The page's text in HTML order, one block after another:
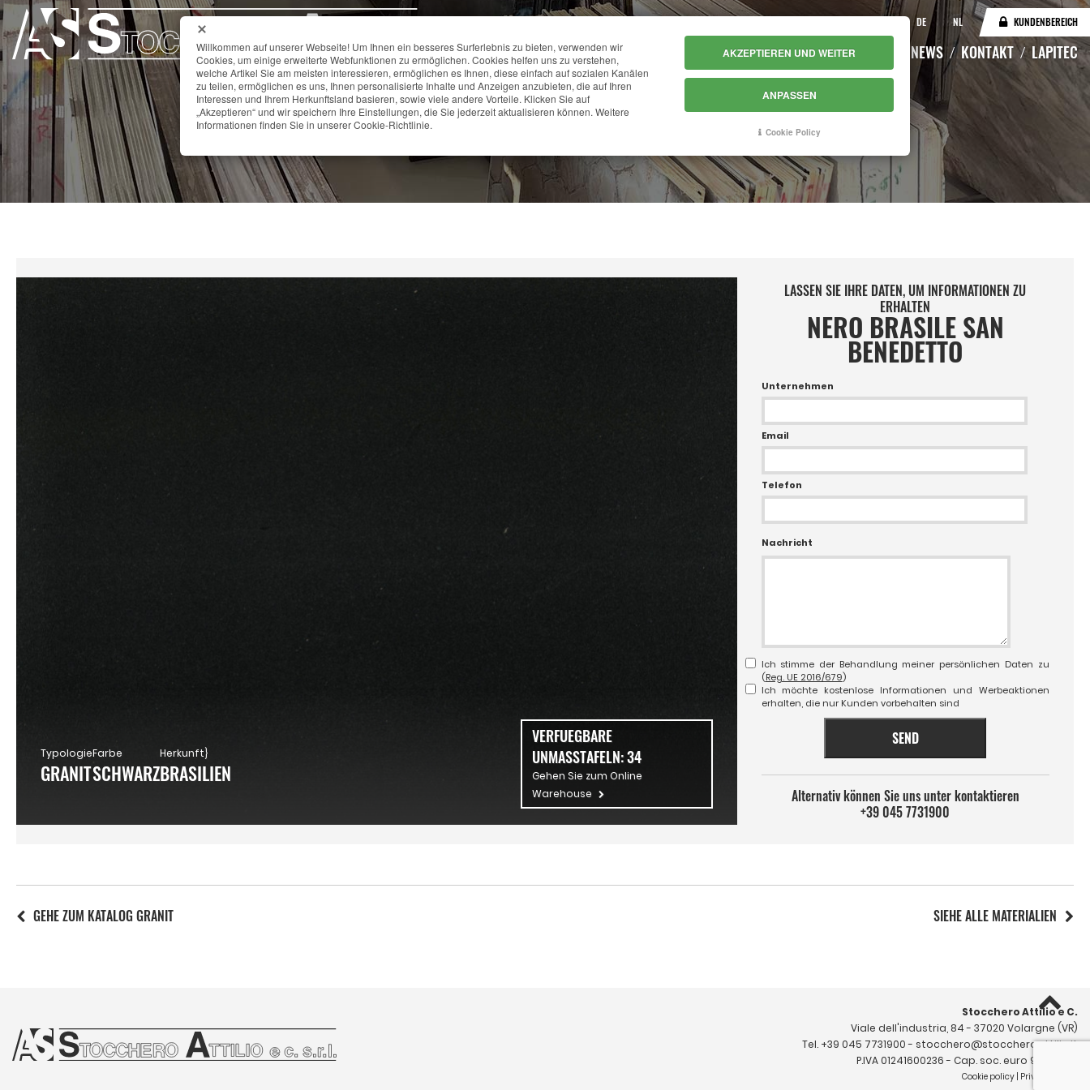
DE NL KUNDENBEREICH
KATALOG LAGERBESTAND NEWS KONTAKT LAPITEC
NERO BRASILE SAN BENEDETTO
Typologie
GRANIT
Farbe
SCHWARZ
Herkunft}
BRASILIEN
VERFUEGBARE
UNMASSTAFELN:34
Gehen Sie zum Online
Warehouse
LASSEN SIE IHRE DATEN, UM INFORMATIONEN ZU
ERHALTEN
NERO BRASILE SAN
BENEDETTO
Unternehmen
Email
Telefon
Nachricht
Ich stimme der Behandlung meiner persönlichen Daten zu
(Reg. UE 2016/679)
Ich möchte kostenlose Informationen und Werbeaktionen
erhalten, die nur Kunden vorbehalten sind
SEND
Alternativ können Sie uns unter kontaktieren
+39 045 7731900
GEHE ZUM KATALOG GRANIT SIEHE ALLE MATERIALIEN
Stocchero Attilio e C.
Viale dell'industria, 84 - 37020 Volargne (VR)
Tel. +39 045 7731900- stocchero@stoccheroattilio.it
P.IVA 01241600236 - Cap. soc. euro 99.000 i.v.
Cookie policy Privacy policy
Willkommen auf unserer Webseite! Um Ihnen ein besseres Surferlebnis zu bieten, verwenden wir
Cookies, um einige erweiterte Webfunktionen zu ermöglichen. Cookies helfen uns zu verstehen,
welche Artikel Sie am meisten interessieren, ermöglichen es Ihnen, diese einfach auf sozialen Kanälen
zu teilen, ermöglichen es uns, Ihnen personalisierte Inhalte und Anzeigen anzubieten, die auf Ihren
Interessen und Ihrem Herkunftsland basieren, sowie viele andere Vorteile. Klicken Sie auf
„Akzeptieren“ und wir speichern Ihre Einstellungen, die Sie jederzeit aktualisieren können. Weitere
Informationen finden Sie in unserer Cookie-Richtlinie.
AKZEPTIEREN UND WEITER
ANPASSEN
Cookie Policy